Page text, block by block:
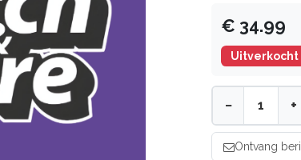
€ 34.99
Uitverkocht
− +
Ontvang